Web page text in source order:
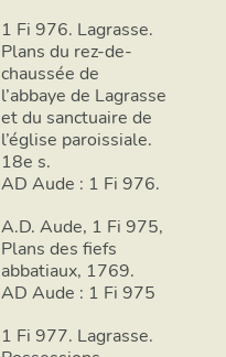
1 Fi 976. Lagrasse.
Plans du rez-de-
chaussée de
l’abbaye de Lagrasse
et du sanctuaire de
l’église paroissiale.
18e s.
AD Aude : 1 Fi 976.
A.D. Aude, 1 Fi 975,
Plans des fiefs
abbatiaux, 1769.
AD Aude : 1 Fi 975
1 Fi 977. Lagrasse.